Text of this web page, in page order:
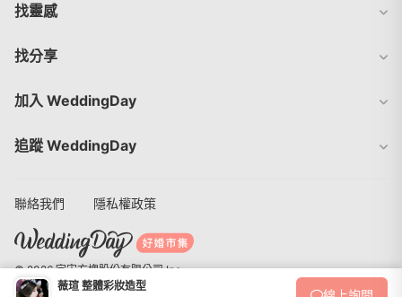
薇瑄 整體彩妝造型
找靈感
找分享
加入 WeddingDay
追蹤 WeddingDay
聯絡我們 隱私權政策
© 2026 宇宙方塊股份有限公司 Inc.